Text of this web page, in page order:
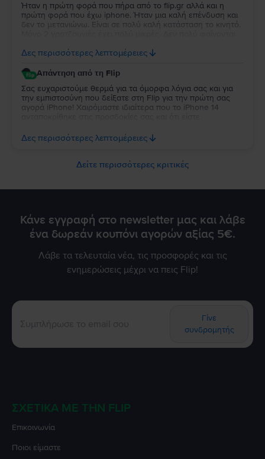
Ήταν η πρώτη φορά που πήρα από το flip.gr αλλά και η
πρώτη φορά που έχω iphone. Ήταν μια καλή επένδυση και
δεν το μετανιώνω. Είναι σε πολύ καλή κατάσταση το κινητό.
χρειάζομαι θα τα παίρνω από δω ❤️❤️🤟🏻
Δες περισσότερες λεπτομέρειες
Απάντηση από τη Flip
Σας ευχαριστούμε θερμά για τα όμορφα λόγια σας και για
την εμπιστοσύνη που δείξατε στη Flip για την πρώτη σας
αγορά iPhone! Χαιρόμαστε ιδιαίτερα που το iPhone 14
δίνουν ιδιαίτερη χαρά και κίνητρο να συνεχίσουμε να
προσφέρουμε την καλύτερη δυνατή εμπειρία στους πελάτες
Δες περισσότερες λεπτομέρειες
Δείτε περισσότερες κριτικές
Κάνε εγγραφή στο newsletter μας και λάβε
ένα δωρεάν κουπόνι αγορών αξίας 5€.
Λάβε τα τελευταία νέα, τις προσφορές και τις
ενημερώσεις μέχρι να πεις Flip!
Γίνε
συνδρομητής
ΣΧΕΤΙΚΆ ΜΕ ΤΗΝ FLIP
Επικοινωνία
Ποιοι είμαστε